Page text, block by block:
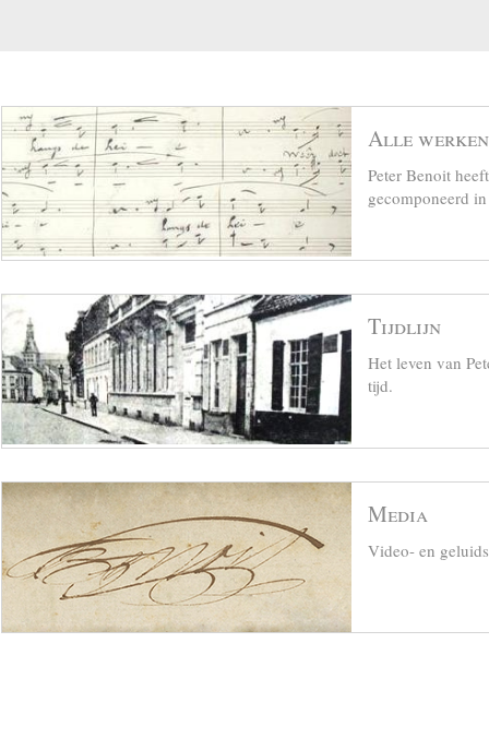
Alle werken
Peter Benoit
gecomponeerd
Tijdlijn
Het leven van
tijd.
Media
Video- en